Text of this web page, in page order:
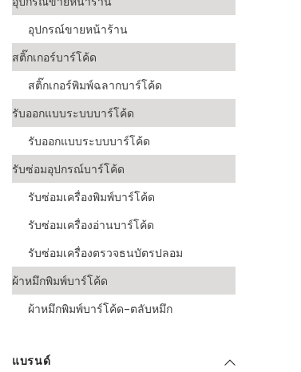
อุปกรณ์ขายหน้าร้าน
สติ๊กเกอร์บาร์โค้ด
สติ๊กเกอร์พิมพ์ฉลากบาร์โค้ด
รับออกแบบระบบบาร์โค้ด
รับออกแบบระบบบาร์โค้ด
รับซ่อมอุปกรณ์บาร์โค้ด
รับซ่อมเครื่องพิมพ์บาร์โค้ด
รับซ่อมเครื่องอ่านบาร์โค้ด
รับซ่อมเครื่องตรวจธนบัตรปลอม
ผ้าหมึกพิมพ์บาร์โค้ด
ผ้าหมึกพิมพ์บาร์โค้ด-ตลับหมึก
แบรนด์